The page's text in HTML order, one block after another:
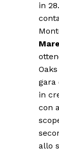
in
gara
in
con
allo